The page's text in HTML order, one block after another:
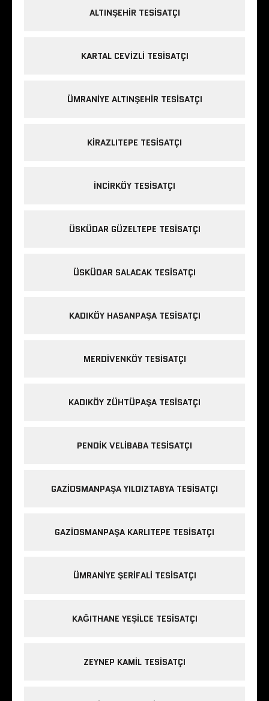
ALTINŞEHIR TESISATÇI
KARTAL CEVIZLI TESISATÇI
ÜMRANIYE ALTINŞEHIR TESISATÇI
KIRAZLITEPE TESISATÇI
INCIRKÖY TESISATÇI
ÜSKÜDAR GÜZELTEPE TESISATÇI
ÜSKÜDAR SALACAK TESISATÇI
KADIKÖY HASANPAŞA TESISATÇI
MERDIVENKÖY TESISATÇI
KADIKÖY ZÜHTÜPAŞA TESISATÇI
PENDIK VELIBABA TESISATÇI
GAZIOSMANPAŞA YILDIZTABYA TESISATÇI
GAZIOSMANPAŞA KARLITEPE TESISATÇI
ÜMRANIYE ŞERIFALI TESISATÇI
KAĞITHANE YEŞILCE TESISATÇI
ZEYNEP KAMIL TESISATÇI